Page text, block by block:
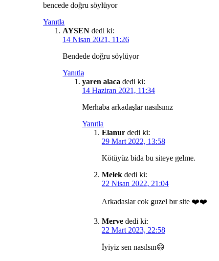
bencede doğru söylüyor
Yanıtla
AYSEN dedi ki:
14 Nisan 2021, 11:26
Bendede doğru söylüyor
Yanıtla
yaren alaca dedi ki:
14 Haziran 2021, 11:34
Merhaba arkadaşlar nasılsınız
Yanıtla
Elanur dedi ki:
29 Mart 2022, 13:58
Kötüyüz bida bu siteye gelme.
Melek dedi ki:
22 Nisan 2022, 21:04
Arkadaslar cok guzel bır site ❤️❤️
Merve dedi ki:
22 Mart 2023, 22:58
İyiyiz sen nasılsın😄